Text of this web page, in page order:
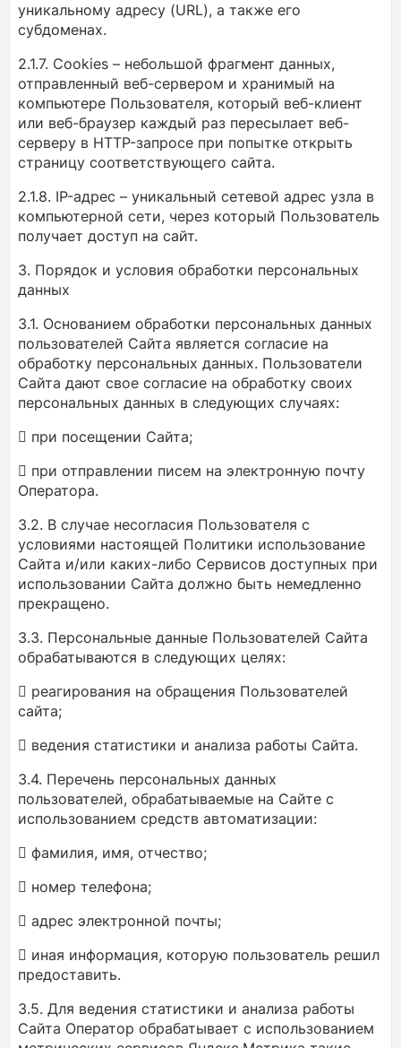
уникальному адресу (URL), а также его
субдоменах.
2.1.7. Cookies – небольшой фрагмент данных,
отправленный веб-сервером и хранимый на
компьютере Пользователя, который веб-клиент
или веб-браузер каждый раз пересылает веб-
серверу в HTTP-запросе при попытке открыть
страницу соответствующего сайта.
2.1.8. IP-адрес – уникальный сетевой адрес узла в
компьютерной сети, через который Пользователь
получает доступ на сайт.
3. Порядок и условия обработки персональных
данных
3.1. Основанием обработки персональных данных
пользователей Сайта является согласие на
обработку персональных данных. Пользователи
Сайта дают свое согласие на обработку своих
персональных данных в следующих случаях:
 при посещении Сайта;
 при отправлении писем на электронную почту
Оператора.
3.2. В случае несогласия Пользователя с
условиями настоящей Политики использование
Сайта и/или каких-либо Сервисов доступных при
использовании Сайта должно быть немедленно
прекращено.
3.3. Персональные данные Пользователей Сайта
обрабатываются в следующих целях:
 реагирования на обращения Пользователей
сайта;
 ведения статистики и анализа работы Сайта.
3.4. Перечень персональных данных
пользователей, обрабатываемые на Сайте с
использованием средств автоматизации:
 фамилия, имя, отчество;
 номер телефона;
 адрес электронной почты;
 иная информация, которую пользователь решил
предоставить.
3.5. Для ведения статистики и анализа работы
Сайта Оператор обрабатывает с использованием